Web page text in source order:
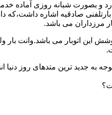
دارد و بصورت شبانه روزی آماده
صادقیه اشاره داشت،که
مرزداران می باشد.
این اتوبار می باشد.وانت بار
به جدید ترین متدهای روز دنیا